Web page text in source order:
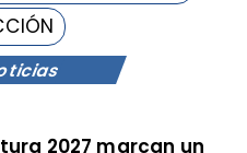
2027 marcan un